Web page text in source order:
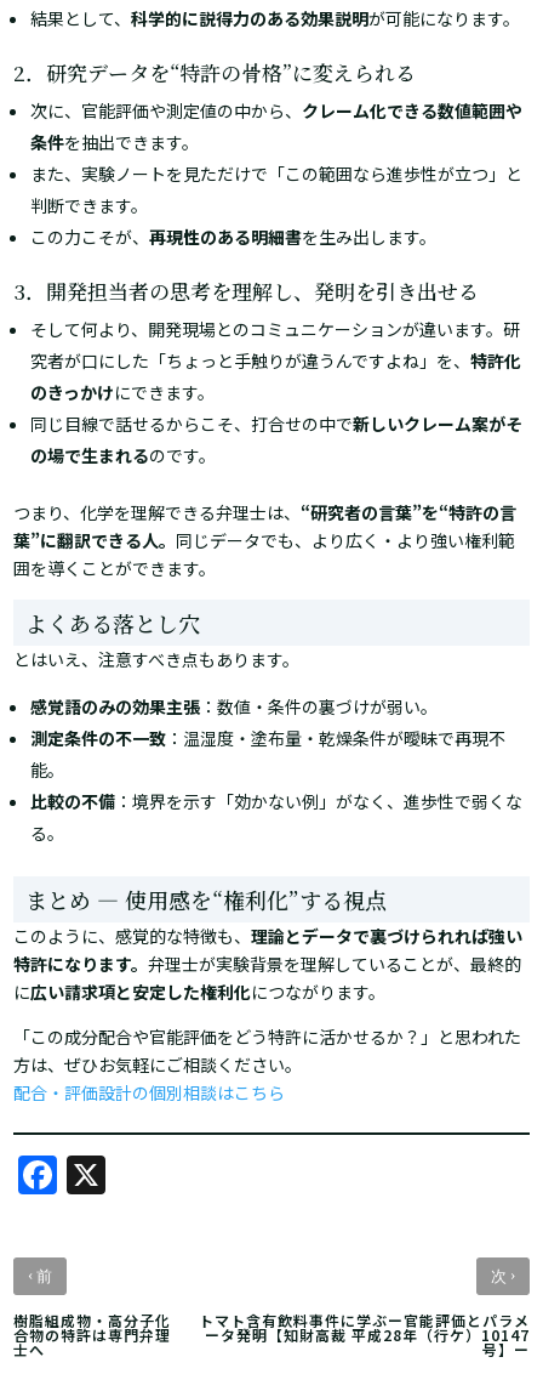
結果として、科学的に説得力のある効果説明が可能になります。
2．研究データを“特許の骨格”に変えられる
次に、官能評価や測定値の中から、 クレーム化できる数値範囲や
条件を抽出できます。
また、実験ノートを見ただけで「この範囲なら進歩性が立つ」と
判断できます。
この力こそが、再現性のある明細書を生み出します。
3．開発担当者の思考を理解し、発明を引き出せる
そして何より、開発現場とのコミュニケーションが違います。研
究者が口にした「ちょっと手触りが違うんですよね」を、特許化
のきっかけにできます。
同じ目線で話せるからこそ、打合せの中で新しいクレーム案がそ
の場で生まれるのです。
つまり、化学を理解できる弁理士は、 “研究者の言葉”を“特許の言
葉”に翻訳できる人。 同じデータでも、より広く・より強い権利範
囲を導くことができます。
よくある落とし穴
とはいえ、注意すべき点もあります。
感覚語のみの効果主張 ：数値・条件の裏づけが弱い。
測定条件の不一致 ：温湿度・塗布量・乾燥条件が曖昧で再現不
能。
比較の不備 ：境界を示す「効かない例」がなく、進歩性で弱くな
る。
まとめ ― 使用感を“権利化”する視点
このように、感覚的な特徴も、理論とデータで裏づけられれば強い
特許になります。弁理士が実験背景を理解していることが、最終的
に広い請求項と安定した権利化につながります。
「この成分配合や官能評価をどう特許に活かせるか？」と思われた
方は、ぜひお気軽にご相談ください。
配合・評価設計の個別相談はこちら
Facebook
‹ 前
樹脂組成物・高分子化
合物の特許は専門弁理
士へ
次 ›
トマト含有飲料事件に学ぶー官能評価とパラメ
ータ発明【知財高裁 平成28年（行ケ）10147
号】ー